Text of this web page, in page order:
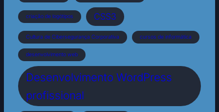
criação de logótipos CSS3
Cultura de Cibersegurança Corporativa cursos de informática
desenvolvimento web
Desenvolvimento WordPress
profissional